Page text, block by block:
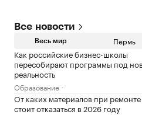
Все новости
Весь мир Пермь
Как российские бизнес-школы
пересобирают программы под
реальность
Образование
От каких материалов при
стоит отказаться в 2026 году